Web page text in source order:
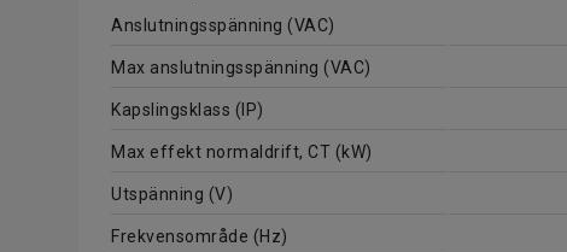
Anslutningsspänning (VAC)
Max anslutningsspänning (VAC)
Kapslingsklass (IP)
Max effekt normaldrift, CT (kW)
Utspänning (V)
Frekvensområde (Hz)